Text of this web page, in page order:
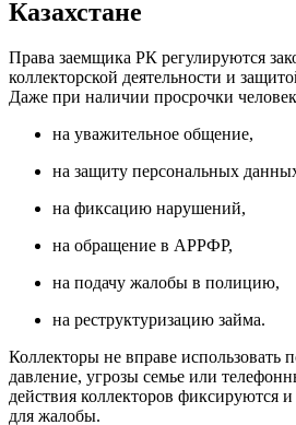
Казахстане
Права заемщика РК регулируются
коллекторской деятельности и
Даже при наличии просрочки
на уважительное общение,
на защиту персональных
на фиксацию нарушений,
на обращение в АРРФР,
на подачу жалобы в полицию,
на реструктуризацию займа.
Коллекторы не вправе использовать
давление, угрозы семье или
действия коллекторов фиксируются
для жалобы.